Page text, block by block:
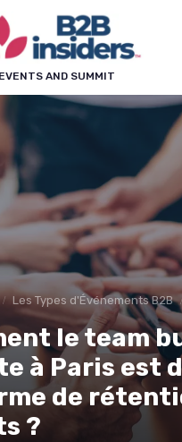
AND SUMMIT
Les Types d'Événements B2B
le team
à Paris est
de
?
LE CLUB B2B
Rejoignez le
Insiders !
semaine, les salons à ne
guides pratiques et les
un événement en
des salons
leadgen En
→ Je rejoins le club
des cookies